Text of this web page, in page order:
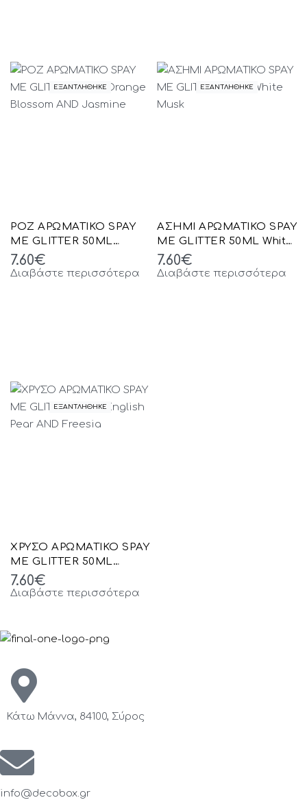
ΕΞΑΝΤΛΗΘΗΚΕ
ΡΟΖ ΑΡΩΜΑΤΙΚΟ SPAY
ΜΕ GLITTER 50ML
Orange Blossom AND
Jasmine
7.60€
Διαβάστε περισσότερα
ΕΞΑΝΤΛΗΘΗΚΕ
ΑΣΗΜΙ ΑΡΩΜΑΤΙΚΟ SPAY
ΜΕ GLITTER 50ML White
Musk
7.60€
Διαβάστε περισσότερα
ΕΞΑΝΤΛΗΘΗΚΕ
ΧΡΥΣΟ ΑΡΩΜΑΤΙΚΟ SPAY
ΜΕ GLITTER 50ML
English Pear AND Freesia
7.60€
Διαβάστε περισσότερα
Κάτω Μάννα, 84100, Σύρος
info@decobox.gr